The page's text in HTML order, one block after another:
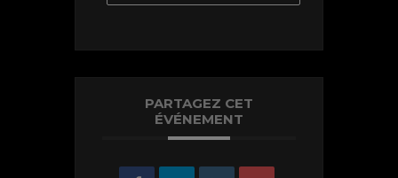
PARTAGEZ CET
ÉVÉNEMENT